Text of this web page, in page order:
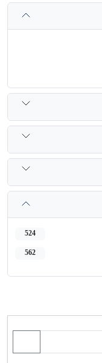
524
562